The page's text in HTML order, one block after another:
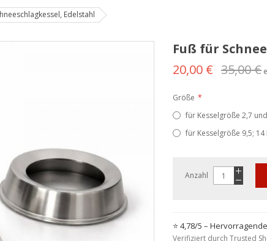
Edelstahl
Fuß für
20,00 € 35,00 €
Größe
für Kesselgröße 2,7
für Kesselgröße 9,5;
Anzahl
⭐ 4,78/5 –
Verifiziert durch Trusted